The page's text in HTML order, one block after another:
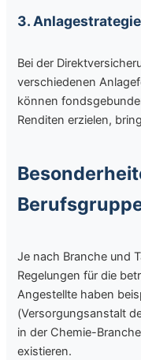
3.
Bei der
verschiedenen
können
Renditen erzielen,
Je nach Branche und
Regelungen für die
Angestellte haben
(Versorgungsanstalt
in der Chemie-
existieren.